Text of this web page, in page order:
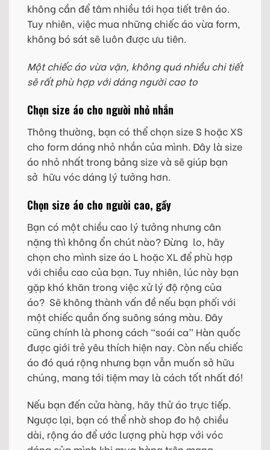
không cần để tâm nhiều tới họa tiết trên áo.
Tuy nhiên, việc mua những chiếc áo vừa form,
không bó sát sẽ luôn được ưu tiên.
Một chiếc áo vừa vặn, không quá nhiều chi tiết
sẽ rất phù hợp với dáng người cao to
Chọn size áo cho người nhỏ nhắn
Thông thường, bạn có thể chọn size S hoặc XS
cho form dáng nhỏ nhắn của mình. Đây là size
áo nhỏ nhất trong bảng size và sẽ giúp bạn
sở hữu vóc dáng lý tưởng hơn.
Chọn size áo cho người cao, gầy
Bạn có một chiều cao lý tưởng nhưng cân
nặng thì không ổn chút nào? Đừng lo, hãy
chọn cho mình size áo L hoặc XL để phù hợp
với chiều cao của bạn. Tuy nhiên, lúc này bạn
gặp khó khăn trong việc xử lý độ rộng của
áo? Sẽ không thành vấn đề nếu bạn phối với
một chiếc quần ống suông sáng màu. Đây
cũng chính là phong cách “soái ca” Hàn quốc
được giới trẻ yêu thích hiện nay. Còn nếu chiếc
áo đó quá rộng nhưng bạn vẫn muốn sở hữu
chúng, mang tới tiệm may là cách tốt nhất đó!
Nếu bạn đến cửa hàng, hãy thử áo trực tiếp.
Ngược lại, bạn có thể nhờ shop đo hộ chiều
dài, rộng áo để ước lượng phù hợp với vóc